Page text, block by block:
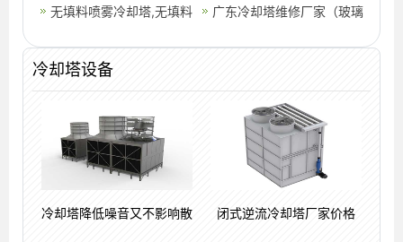
dwg
多的年轻人不想结婚
却塔的进出塔的温差如何掌
的发展步伐及治理噪音
无填料喷雾冷却塔,无填料
广东冷却塔维修厂家（玻璃
冷却塔设备
冷却塔降低噪音又不影响散 闭式逆流冷却塔厂家价格